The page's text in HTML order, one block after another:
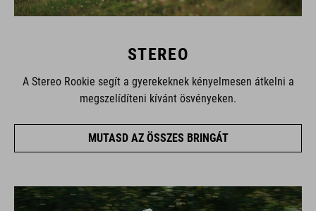
STEREO
A Stereo Rookie segít a gyerekeknek kényelmesen átkelni a
megszelídíteni kívánt ösvényeken.
MUTASD AZ ÖSSZES BRINGÁT